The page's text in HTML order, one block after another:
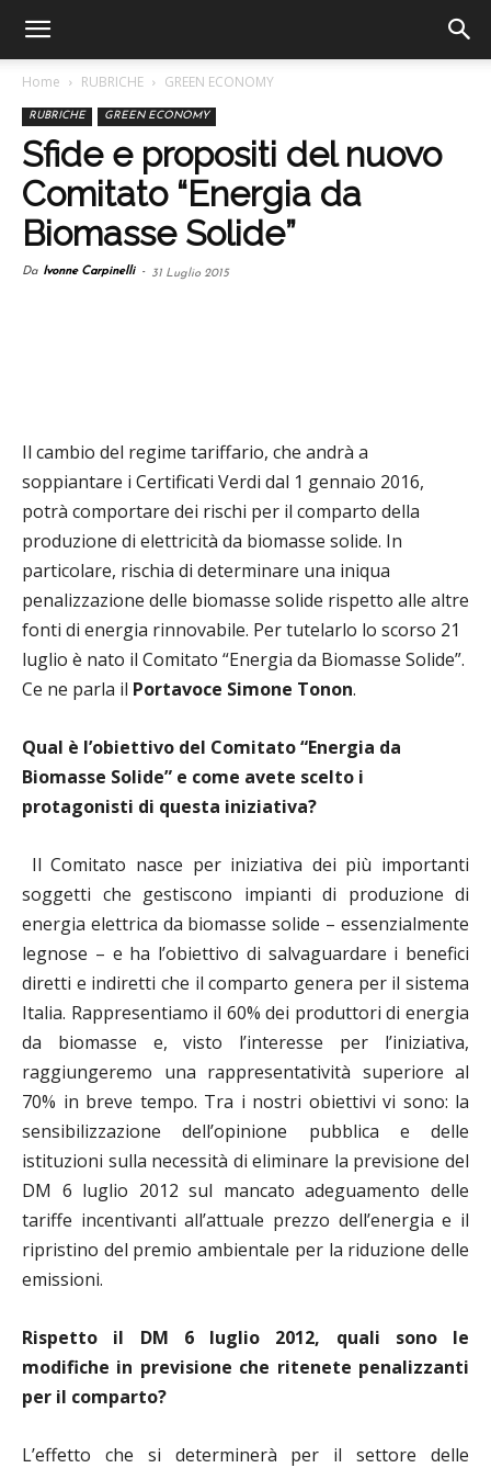
Home RUBRICHE GREEN ECONOMY
RUBRICHE GREEN ECONOMY
Sfide e propositi del nuovo
Comitato “Energia da
Biomasse Solide”
Da Ivonne Carpinelli - 31 Luglio 2015
Il cambio del regime tariffario, che andrà a
soppiantare i Certificati Verdi dal 1 gennaio 2016,
potrà comportare dei rischi per il comparto della
produzione di elettricità da biomasse solide. In
particolare, rischia di determinare una iniqua
penalizzazione delle biomasse solide rispetto alle altre
fonti di energia rinnovabile. Per tutelarlo lo scorso 21
luglio è nato il Comitato “Energia da Biomasse Solide”.
Ce ne parla il Portavoce Simone Tonon.
Qual è l’obiettivo del Comitato “Energia da
Biomasse Solide” e come avete scelto i
protagonisti di questa iniziativa?
Il Comitato nasce per iniziativa dei più importanti
soggetti che gestiscono impianti di produzione di
energia elettrica da biomasse solide – essenzialmente
legnose – e ha l’obiettivo di salvaguardare i benefici
diretti e indiretti che il comparto genera per il sistema
Italia. Rappresentiamo il 60% dei produttori di energia
da biomasse e, visto l’interesse per l’iniziativa,
raggiungeremo una rappresentatività superiore al
70% in breve tempo. Tra i nostri obiettivi vi sono: la
sensibilizzazione dell’opinione pubblica e delle
istituzioni sulla necessità di eliminare la previsione del
DM 6 luglio 2012 sul mancato adeguamento delle
tariffe incentivanti all’attuale prezzo dell’energia e il
ripristino del premio ambientale per la riduzione delle
emissioni.
Rispetto il DM 6 luglio 2012, quali sono le
modifiche in previsione che ritenete penalizzanti
per il comparto?
L’effetto che si determinerà per il settore delle